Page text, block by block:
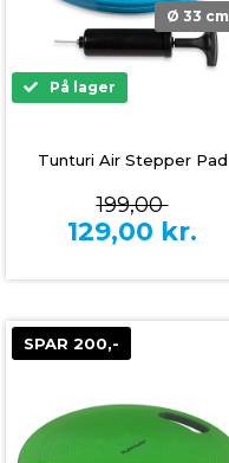
Ø 33 cm
På lager
Tunturi Air Stepper Pad
199,00
129,00 kr.
SPAR 200,-